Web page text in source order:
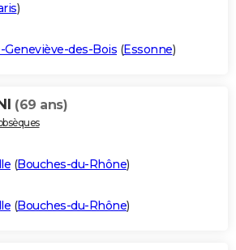
)
Geneviève-des-Bois (Essonne)
(69 ans)
(Bouches-du-Rhône)
(Bouches-du-Rhône)